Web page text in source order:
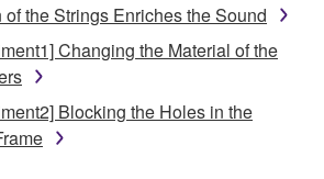
of the Strings Enriches the Sound
Changing the Material of the
Blocking the Holes in the